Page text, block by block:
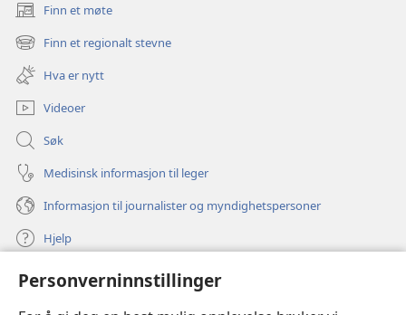
Personverninnstillinger
Finn et møte
(åpner
nytt
vindu)
Finn et regionalt stevne
(åpner
nytt
vindu)
Hva er nytt
Videoer
Søk
Medisinsk informasjon til leger
Informasjon til journalister og myndighetspersoner
Hjelp
Bidrag
(åpner
nytt